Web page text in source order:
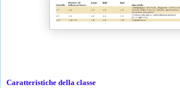
Caratteristiche della classe